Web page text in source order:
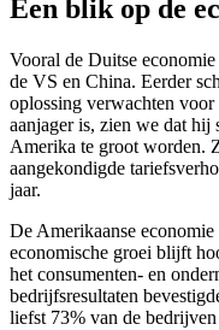
Een blik op de
Vooral de Duitse
de VS en China. Eerder
oplossing verwachten
aanjager is, zien we dat hij
Amerika te groot worden.
aangekondigde
jaar.
De Amerikaanse economie
economische groei blijft
het consumenten- en
bedrijfsresultaten
liefst 73% van de